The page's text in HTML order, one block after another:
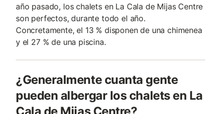
año pasado, los chalets en La Cala de Mijas Centre
son perfectos, durante todo el año.
Concretamente, el 13 % disponen de una chimenea
y el 27 % de una piscina.
¿Generalmente cuanta gente
pueden albergar los chalets en La